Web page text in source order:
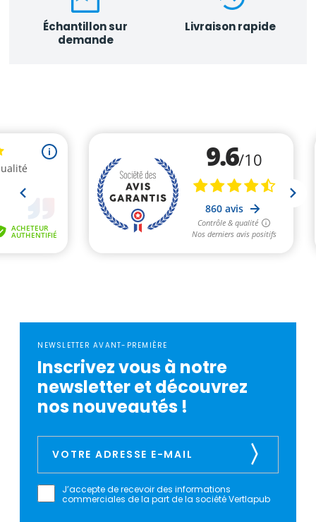
Échantillon sur
demande
Livraison rapide
NEWSLETTER AVANT-PREMIÈRE
Inscrivez vous à notre
newsletter et découvrez
nos nouveautés !
J’accepte de recevoir des informations
commerciales de la part de la société Vertlapub